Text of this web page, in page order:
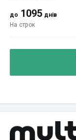
до 1095 днів
На строк